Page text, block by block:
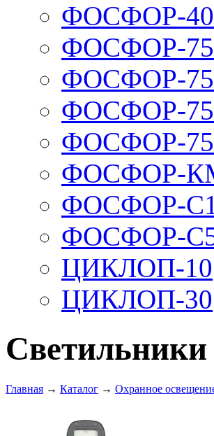
ФОСФОР-
ФОСФОР-
ФОСФОР-
ФОСФОР-
ФОСФОР-
ФОСФОР-
ФОСФОР-
ФОСФОР-
ЦИКЛОП-10
ЦИКЛОП-30
Светильники
Главная → Каталог → Охранное